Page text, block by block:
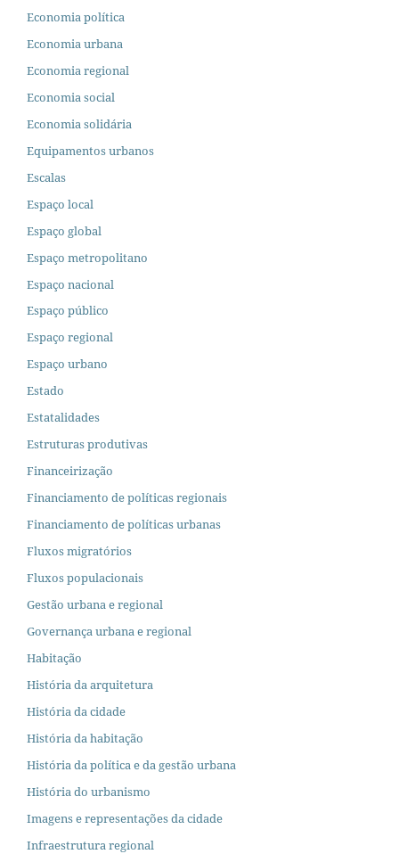
Economia política
Economia urbana
Economia regional
Economia social
Economia solidária
Equipamentos urbanos
Escalas
Espaço local
Espaço global
Espaço metropolitano
Espaço nacional
Espaço público
Espaço regional
Espaço urbano
Estado
Estatalidades
Estruturas produtivas
Financeirização
Financiamento de políticas regionais
Financiamento de políticas urbanas
Fluxos migratórios
Fluxos populacionais
Gestão urbana e regional
Governança urbana e regional
Habitação
História da arquitetura
História da cidade
História da habitação
História da política e da gestão urbana
História do urbanismo
Imagens e representações da cidade
Infraestrutura regional